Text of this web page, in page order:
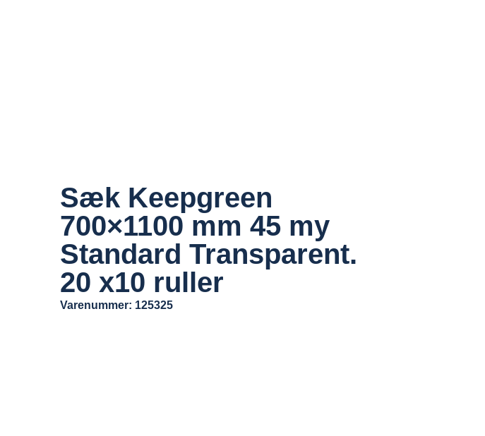
Sæk Keepgreen
700×1100 mm 45 my
Standard Transparent.
20 x10 ruller
Varenummer: 125325